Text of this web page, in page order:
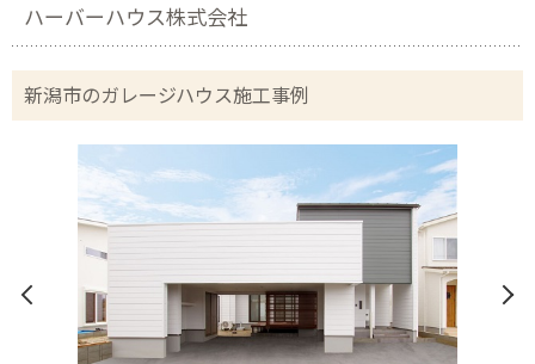
ハーバーハウス株式会社
新潟市のガレージハウス施工事例